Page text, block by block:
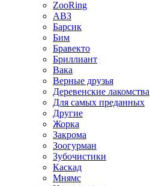
ZooRing
АВЗ
Барсик
Бим
Бравекто
Бриллиант
Вака
Верные друзья
Деревенские лакомства
Для самых преданных
Другие
Жорка
Закрома
Зоогурман
Зубочистики
Каскад
Мнямс